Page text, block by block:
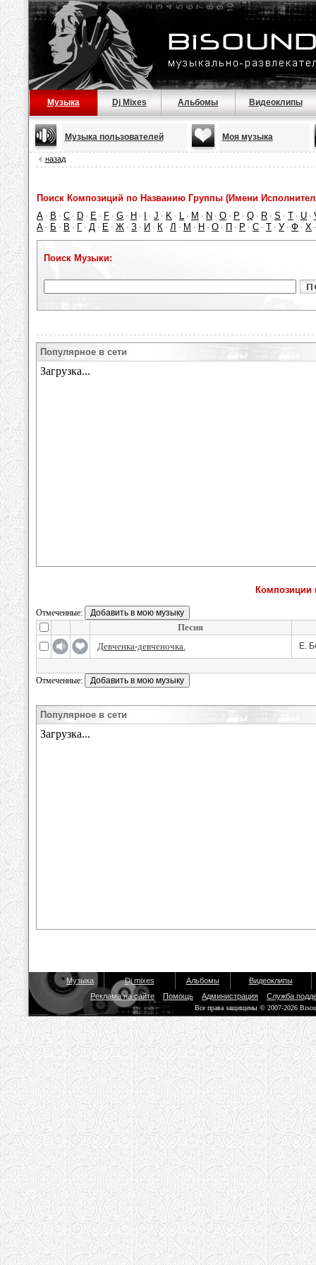
Музыка Dj Mixes Альбомы Видеоклипы
Музыка пользователей Моя музыка
назад
Поиск Композиций по Названию Группы (Имени
A · B · C · D · E · F · G · H · · J · K · L · M · N · O · P · Q · R · S · T · U ·
А · Б · В · Г · Д · Е · Ж · З · И · К · Л · М · Н · О · П · Р · С · Т · У · Ф · Х
Поиск Музыки:
Популярное в сети
Композиции
Отмеченные:
Песня
Девченка-девченочка.
Е.
Отмеченные:
Популярное в сети
Музыка Dj mixes Альбомы
Видеоклипы
Реклама на сайте
Помощь Администрация Служба
Все права защищены © 2007-2026